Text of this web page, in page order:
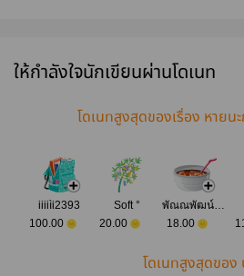
ให้กำลังใจนักเขียนผ่านโดเนท
โดเนทสูงสุดของเรื่อง หายน
iiiiìi2393
100.00
Soft °
20.00
18.00
โดเนทสูงสุดของ